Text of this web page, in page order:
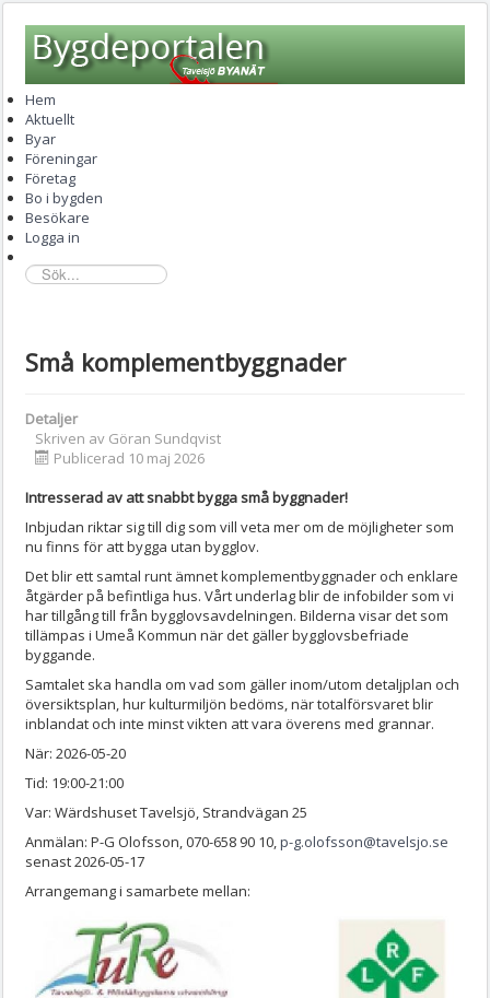
Hem
Aktuellt
Byar
Föreningar
Företag
Bo i bygden
Besökare
Logga in
sök...
Små komplementbyggnader
Detaljer
Skriven av Göran Sundqvist
Publicerad 10 maj 2026
Intresserad av att snabbt bygga små byggnader!
Inbjudan riktar sig till dig som vill veta mer om de möjligheter som
nu finns för att bygga utan bygglov.
Det blir ett samtal runt ämnet komplementbyggnader och enklare
åtgärder på befintliga hus. Vårt underlag blir de infobilder som vi
har tillgång till från bygglovsavdelningen. Bilderna visar det som
tillämpas i Umeå Kommun när det gäller bygglovsbefriade
byggande.
Samtalet ska handla om vad som gäller inom/utom detaljplan och
översiktsplan, hur kulturmiljön bedöms, när totalförsvaret blir
inblandat och inte minst vikten att vara överens med grannar.
När: 2026-05-20
Tid: 19:00-21:00
Var: Wärdshuset Tavelsjö, Strandvägan 25
Anmälan: P-G Olofsson, 070-658 90 10, p-g.olofsson@tavelsjo.se
senast 2026-05-17
Arrangemang i samarbete mellan: